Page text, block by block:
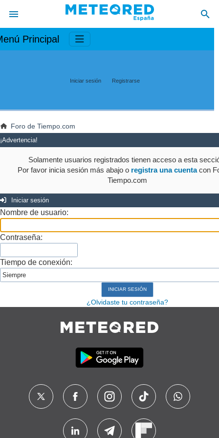
Principal
Iniciar sesión Registrarse
Foro de Tiempo.com
¡Advertencia!
Solamente usuarios registrados tienen acceso a esta
Por favor inicia sesión más abajo o registra una cuentacon
Tiempo.com
Iniciar sesión
Nombre de usuario:
Contraseña:
Tiempo de conexión:
¿Olvidaste tu contraseña?